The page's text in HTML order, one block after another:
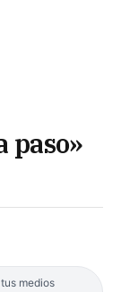
paso»
medios